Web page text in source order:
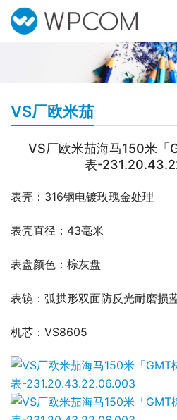
VS厂欧米茄
VS厂欧米茄海马150米「
表-
表壳：316钢电镀玫瑰金处理
表壳直径：43毫米
表盘颜色：棕灰盘
表镜：弧拱形双面防反光耐磨损
机芯：VS8605